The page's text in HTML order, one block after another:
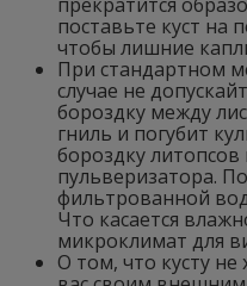
поставьте куст на
чтобы лишние
При стандартном
случае не
бороздку между
гниль и погубит
бороздку
пульверизатора.
фильтрованной
Что касается
микроклимат для
О том, что кусту